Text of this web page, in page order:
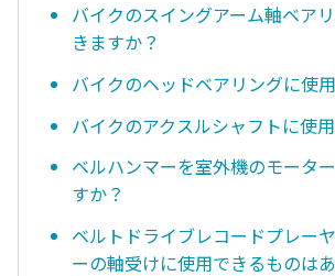
バイクのスイングアーム軸ベア
きますか？
バイクのヘッドベアリングに使
バイクのアクスルシャフトに使
ベルハンマーを室外機のモータ
すか？
ベルトドライブレコードプレー
ーの軸受けに使用できるものは